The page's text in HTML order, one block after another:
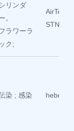
リンダ
。
ラワーラ
ック;
AirTec/
STNC
染 ; 感染 hebei/